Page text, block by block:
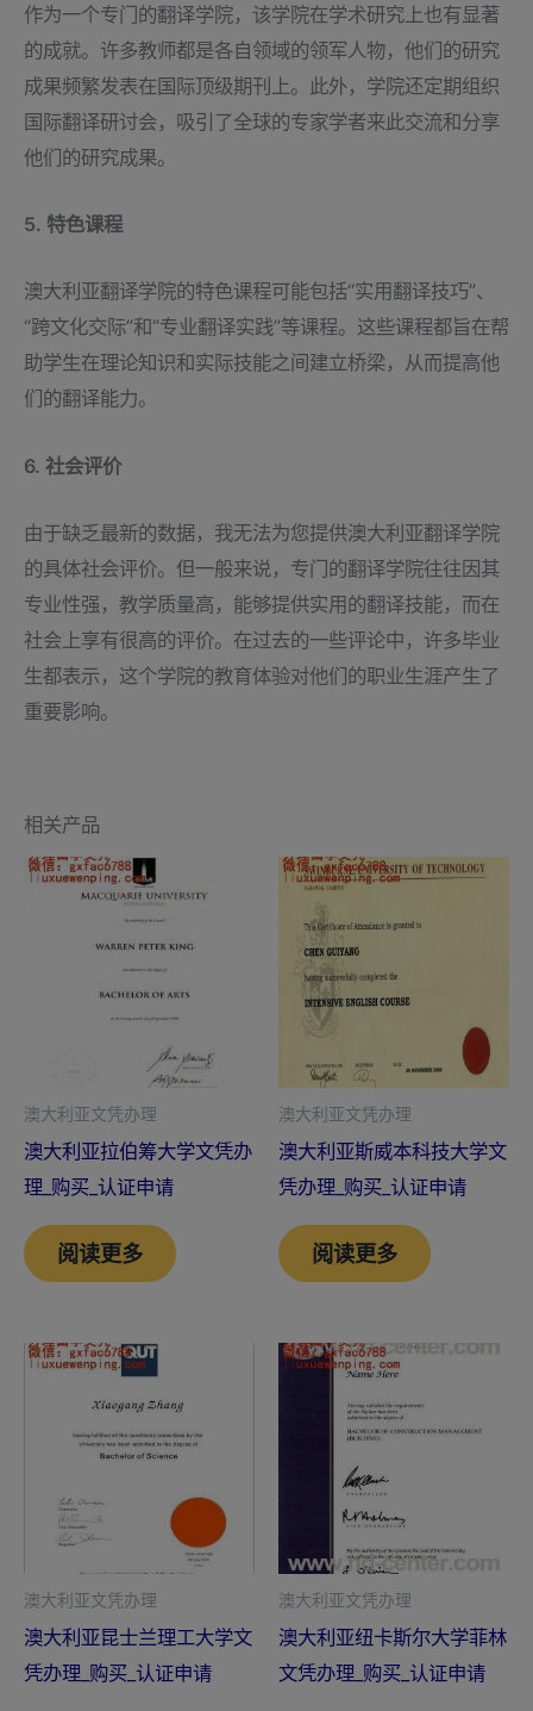
作为一个专门的翻译学院，该学院在学术研究上也有显著
的成就。许多教师都是各自领域的领军人物，他们的研究
成果频繁发表在国际顶级期刊上。此外，学院还定期组织
国际翻译研讨会，吸引了全球的专家学者来此交流和分享
他们的研究成果。
5. 特色课程
澳大利亚翻译学院的特色课程可能包括“实用翻译技巧”、
“跨文化交际”和“专业翻译实践”等课程。这些课程都旨在帮
助学生在理论知识和实际技能之间建立桥梁，从而提高他
们的翻译能力。
6. 社会评价
由于缺乏最新的数据，我无法为您提供澳大利亚翻译学院
的具体社会评价。但一般来说，专门的翻译学院往往因其
专业性强，教学质量高，能够提供实用的翻译技能，而在
社会上享有很高的评价。在过去的一些评论中，许多毕业
生都表示，这个学院的教育体验对他们的职业生涯产生了
重要影响。
相关产品
澳大利亚文凭办理
澳大利亚拉伯筹大学文凭办
理_购买_认证申请
阅读更多
澳大利亚文凭办理
澳大利亚斯威本科技大学文
凭办理_购买_认证申请
阅读更多
澳大利亚文凭办理
澳大利亚昆士兰理工大学文
凭办理_购买_认证申请
澳大利亚文凭办理
澳大利亚纽卡斯尔大学菲林
文凭办理_购买_认证申请